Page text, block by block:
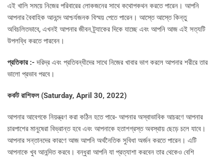
এই খালি সময়ে নিজের পরিবারের লোকজনের সাথে কথোপকথন করতে পারেন। আপনি
আপনার বৈবাহিক আনন্দে আশ্চর্যজনক বিস্ময় পেতে পারেন। আস্তে আস্তে কিন্তু
অবিচলিতভাবে, এখনই আপনার জীবন ট্র্যাকের দিকে যাচ্ছে এবং আপনি আজ এই সত্যটি
উপলব্ধি করতে পারবেন।
প্রতিকার :- দরিদ্র এবং প্রতিবন্ধীদের সাথে নিজের খাবার ভাগ করলে আপনার শরীরে তার
ভালো প্রভাব পরবে।
কর্কট রাশিফল (Saturday, April 30, 2022)
আপনার আবেগকে নিয়ন্ত্রণ করা কঠিন হতে পারে- আপনার অস্বাভাবিক আচরণে আপনার
চারপাশের মানুষেরা বিভ্রান্ত হবে এবং আপনাকে হতাশগ্রস্ত অবস্থায় ছেড়ে চলে যাবে।
আপনার সন্তানদের কারণে আজ আপনি অর্থনৈতিক সুবিধা অর্জন করতে পারেন। এটি
আপনাকে খুব আনন্দিত করবে। বন্ধুরা আপনি যা প্রত্যাশা করবেন তার থেকেও বেশি